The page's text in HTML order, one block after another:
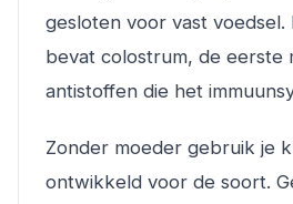
gesloten voor vast voedsel.
bevat colostrum, de eerste
antistoffen die het
Zonder moeder gebruik je
ontwikkeld voor de soort.